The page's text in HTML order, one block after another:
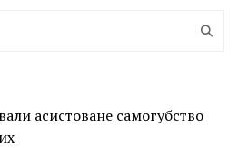
асистоване самогубство